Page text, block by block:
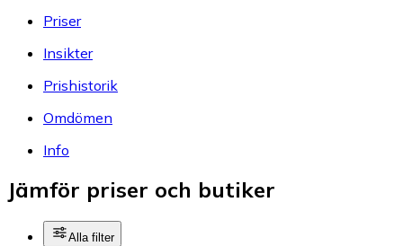
Priser
Insikter
Prishistorik
Omdömen
Info
Jämför priser och butiker
Alla filter